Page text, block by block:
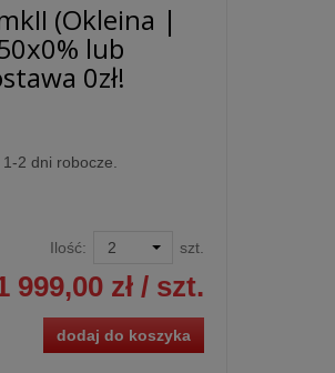
(Okleina |
lub
0zł!
2 dni robocze.
Ilość: szt.
999,00 zł/ szt.
dodaj do koszyka